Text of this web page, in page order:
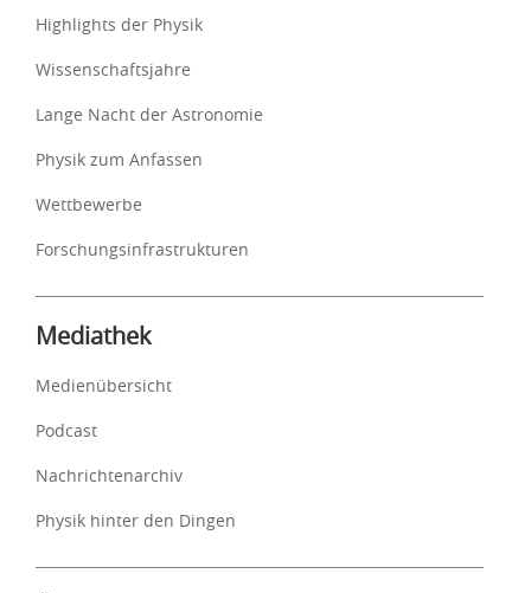
Highlights der Physik
Wissenschaftsjahre
Lange Nacht der Astronomie
Physik zum Anfassen
Wettbewerbe
Forschungsinfrastrukturen
Mediathek
Medienübersicht
Podcast
Nachrichtenarchiv
Physik hinter den Dingen